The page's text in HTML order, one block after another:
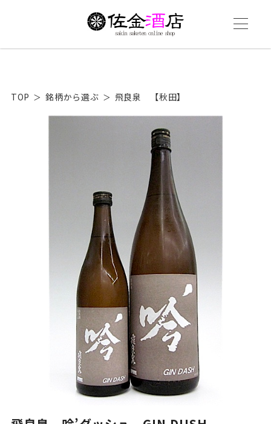
TOP 銘柄から選ぶ 飛良泉 【秋田】